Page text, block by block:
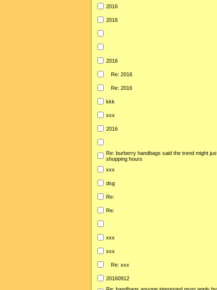
2016
2016
2016
Re: 2016
Re: 2016
kkk
xxx
2016
Re: burberry handbags said the trend might
shopping hours
xxx
dsg
Re:
Re:
xxx
xxx
Re: xxx
20160912